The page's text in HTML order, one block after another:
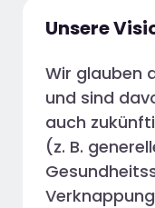
Unsere
Wir glauben
und sind
auch
(z. B.